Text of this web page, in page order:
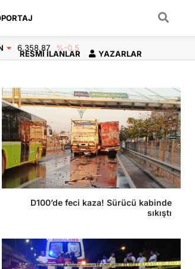
RESMI İLANLAR YAZARLAR
6.358,87 %-0.5
D100’de feci kaza! Sürücü kabinde
sıkıştı